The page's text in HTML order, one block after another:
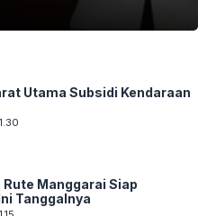
Utama Subsidi Kendaraan
Rute Manggarai Siap
Tanggalnya